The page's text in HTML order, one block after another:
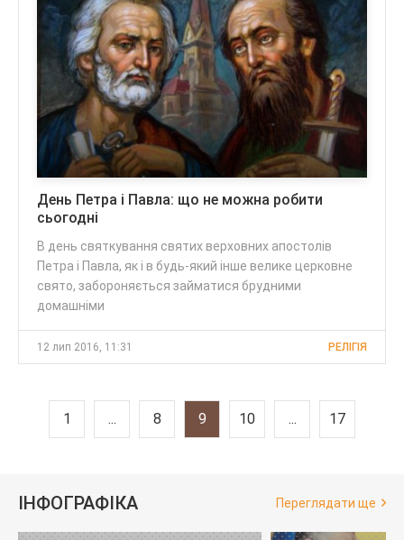
День Петра і Павла: що не можна робити
сьогодні
В день святкування святих верховних апостолів
Петра і Павла, як і в будь-який інше велике церковне
свято, забороняється займатися брудними
домашніми
12 лип 2016, 11:31 РЕЛІГІЯ
1 ... 8 9 10 ... 17
ІНФОГРАФІКА Переглядати ще